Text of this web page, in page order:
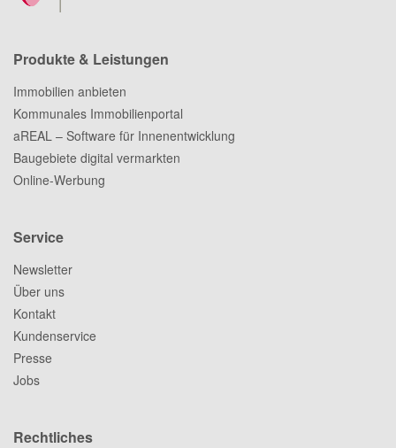
Produkte & Leistungen
Immobilien anbieten
Kommunales Immobilienportal
aREAL – Software für Innenentwicklung
Baugebiete digital vermarkten
Online-Werbung
Service
Newsletter
Über uns
Kontakt
Kundenservice
Presse
Jobs
Rechtliches